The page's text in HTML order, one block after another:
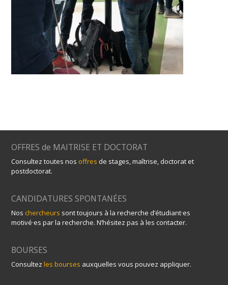
OFFRES de MAITRISE ET DOCTORAT
Consultez toutes nos offres de stages, maîtrise, doctorat et
postdoctorat.
CANDIDATURES SPONTANÉES
Noschercheurs sont toujours à la recherche d’étudiant·es
motivé·es par la recherche. N’hésitez pas à les contacter.
BOURSES
Consultezles bourses auxquelles vous pouvez appliquer.